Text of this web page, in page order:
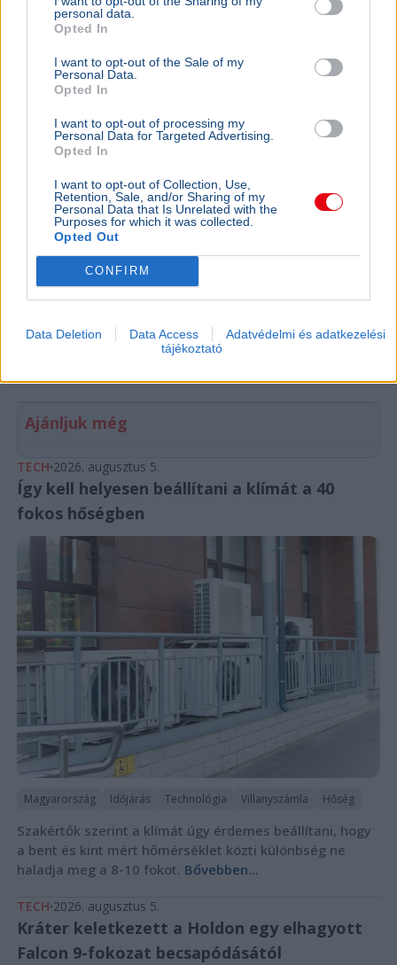
personal data.
Opted In
I want to opt-out of the Sale of my
Personal Data.
Opted In
I want to opt-out of processing my
Personal Data for Targeted Advertising.
Opted In
I want to opt-out of Collection, Use,
Retention, Sale, and/or Sharing of my
Personal Data that Is Unrelated with the
Purposes for which it was collected.
Opted Out
CONFIRM
Data Deletion Data Access
Adatvédelmi és adatkezelési
tájékoztató
Egyesült Államok Mesterséges intelligencia
Instagram
Bírság Bíróság
Az új-mexikói bíróság 567 millió dollár megfizetésére és
biztonsági intézkedésekre kötelezte a Metát a fiatalkorú
Ajánljuk még
TECH 2026. augusztus 5.
Így kell helyesen beállítani a klímát a 40
fokos hőségben
Magyarország Időjárás Technológia Villanyszámla Hőség
Szakértők szerint a klímát úgy érdemes beállítani, hogy
a bent és kint mért hőmérséklet közti különbség ne
haladja meg a 8-10 fokot. Bővebben...
TECH 2026. augusztus 5.
Kráter keletkezett a Holdon egy elhagyott
Falcon 9-fokozat becsapódásától